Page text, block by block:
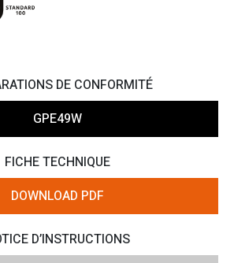
DE CONFORMITÉ
GPE49W
FICHE TECHNIQUE
DOWNLOAD PDF
D’INSTRUCTIONS